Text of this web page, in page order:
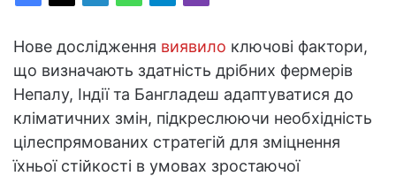
Нове дослідження виявило ключові фактори,
що визначають здатність дрібних фермерів
Непалу, Індії та Бангладеш адаптуватися до
кліматичних змін, підкреслюючи необхідність
цілеспрямованих стратегій для зміцнення
їхньої стійкості в умовах зростаючої